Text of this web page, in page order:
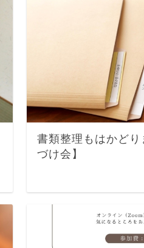
書類整理もはかど
づけ会】